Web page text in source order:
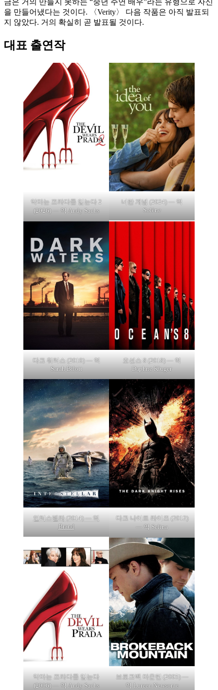
을 만들어냈다는 것이다. 〈Verity〉 다음 작품은 아직 발표되
지 않았다. 거의 확실히 곧 발표될 것이다.
대표 출연작
악마는 프라다를 입는다 2
(2026) — 역 Andy Sachs
너란 개념 (2024) — 역
Solène
다크 워터스 (2019) — 역
Sarah Bilott
오션스 8 (2018) — 역
Daphne Kluger
인터스텔라 (2014) — 역
Brand
다크 나이트 라이즈 (2012)
— 역 Selina
악마는 프라다를 입는다
(2006) — 역 Andy Sachs
브로크백 마운틴 (2005) —
역 Lureen Newsome